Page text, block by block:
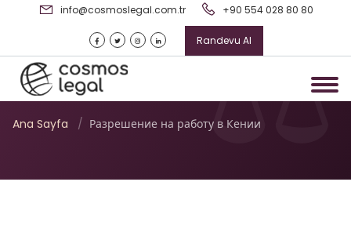
info@cosmoslegal.com.tr +90 554 028 80 80
Randevu Al
Разрешение на работу в
Кении
Ana Sayfa / Разрешение на работу в Кении